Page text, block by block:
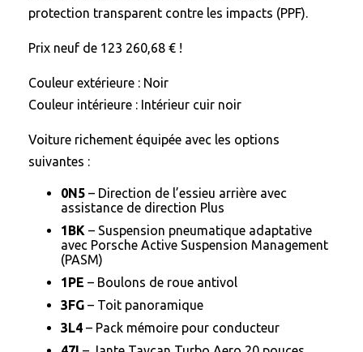
protection transparent contre les impacts (PPF).
Prix neuf de 123 260,68 € !
Couleur extérieure : Noir
Couleur intérieure : Intérieur cuir noir
Voiture richement équipée avec les options
suivantes :
0N5 – Direction de l’essieu arrière avec
assistance de direction Plus
1BK – Suspension pneumatique adaptative
avec Porsche Active Suspension Management
(PASM)
1PE – Boulons de roue antivol
3FG – Toit panoramique
3L4 – Pack mémoire pour conducteur